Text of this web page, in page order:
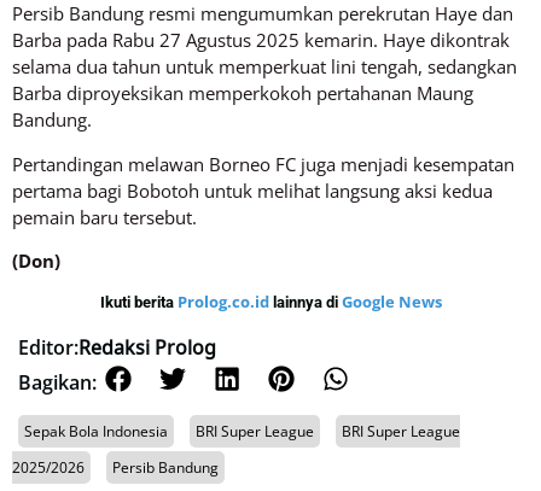
Persib Bandung resmi mengumumkan perekrutan Haye dan
Barba pada Rabu 27 Agustus 2025 kemarin. Haye dikontrak
selama dua tahun untuk memperkuat lini tengah, sedangkan
Barba diproyeksikan memperkokoh pertahanan Maung
Bandung.
Pertandingan melawan Borneo FC juga menjadi kesempatan
pertama bagi Bobotoh untuk melihat langsung aksi kedua
pemain baru tersebut.
(Don)
Ikuti berita Prolog.co.id lainnya di Google News
Editor:Redaksi Prolog
Bagikan:
Sepak Bola Indonesia BRI Super League
BRI Super League
2025/2026
Persib Bandung